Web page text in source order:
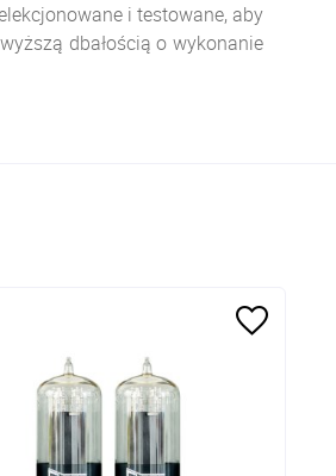
i testowane, aby
dbałością o wykonanie